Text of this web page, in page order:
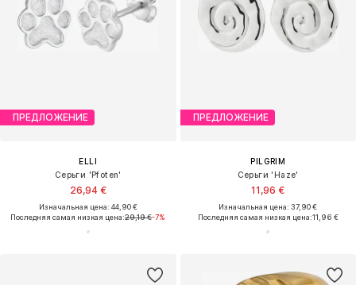
ПРЕДЛОЖЕНИЕ
ELLI
Серьги 'Pfoten'
26,94 €
Изначальная цена: 44,90 €
Последняя самая низкая цена:29,19 €-7%
ПРЕДЛОЖЕНИЕ
PILGRIM
Серьги 'Haze'
11,96 €
Изначальная цена: 37,90 €
Последняя самая низкая цена:11,96 €